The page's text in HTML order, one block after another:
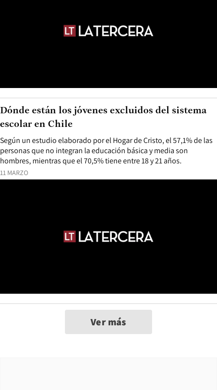
11 MARZO
Según un estudio elaborado por el Hogar de Cristo, el 57,1% de las
personas que no integran la educación básica y media son
hombres, mientras que el 70,5% tiene entre 18 y 21 años.
Dónde están los jóvenes excluidos del sistema
escolar en Chile
Ver más